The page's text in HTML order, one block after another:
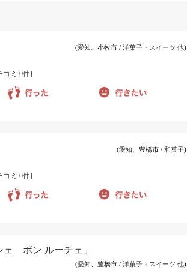
(愛知 、小牧市 / 洋菓子・スイーツ 他)
コミ0件]
(愛知 、豊橋市 / 和菓子)
コミ0件]
ボン ルーチェ」
(愛知 、豊橋市 / 洋菓子・スイーツ 他)